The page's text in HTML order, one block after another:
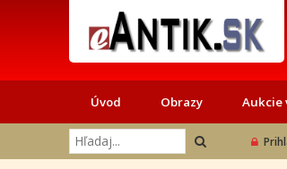
Úvod Obrazy Aukcie